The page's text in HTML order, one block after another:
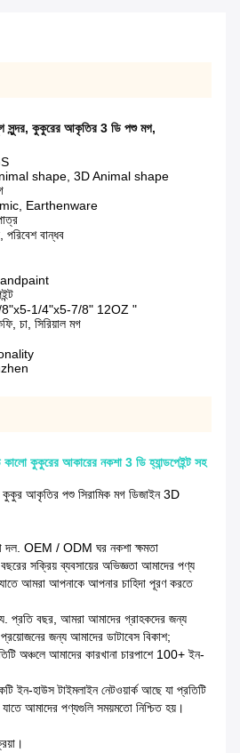
, কুকুরের আকৃতির 3 ডি পশু মগ,
shape, 3D Animal shape
Earthenware
পরিবেশ বান্ধব
1/4"x5-7/8" 12OZ "
চা, সিরিয়াল মগ
কুকুরের আকারের নকশা 3 ডি হ্যান্ডপেইন্ট সহ
কুকুর আকৃতির পশু সিরামিক মগ ডিজাইন 3D
দল. OEM / ODM ঘর নকশা ক্ষমতা
সক্রিয় ব্যবসায়ের অভিজ্ঞতা আমাদের পণ্য
আমরা আপনাকে আপনার চাহিদা পূরণ করতে
প্রতি বছর, আমরা আমাদের গ্রাহকদের জন্য
জন্য আমাদের ডাটাবেস বিকাশ;
অঞ্চলে আমাদের কারখানা চারপাশে 100+ ইন-
ইন-হাউস টাইমলাইন নেটওয়ার্ক আছে যা প্রতিটি
আমাদের পণ্যগুলি সময়মতো নিশ্চিত হয়।